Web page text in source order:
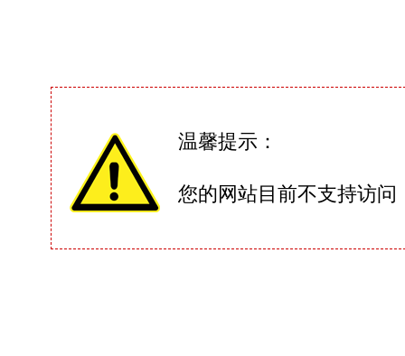
温馨提示：
您的网站目前不支持访